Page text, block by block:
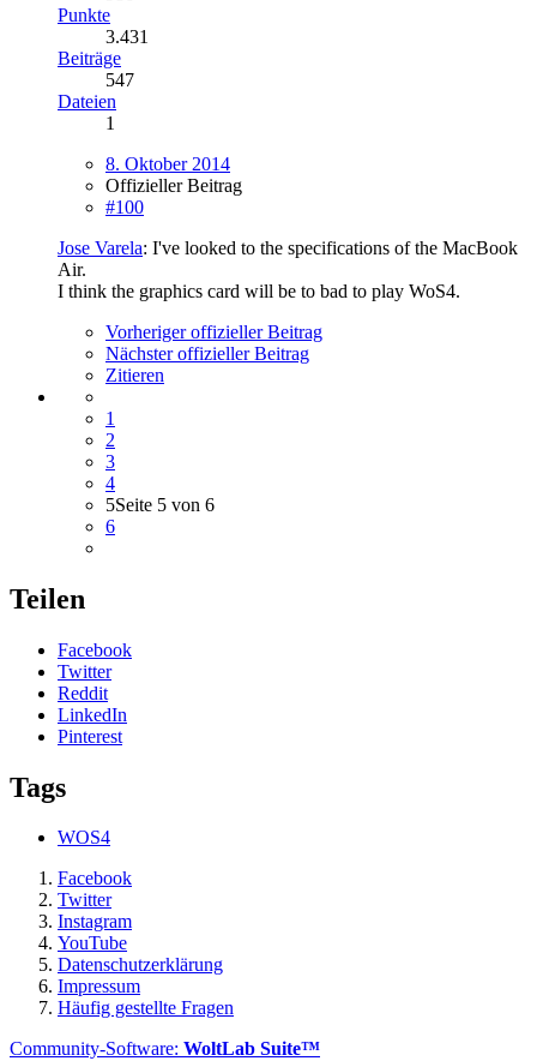
Punkte
3.431
Beiträge
547
Dateien
1
8. Oktober 2014
Offizieller Beitrag
#100
Jose Varela: I've looked to the specifications of the MacBook
Air.
I think the graphics card will be to bad to play WoS4.
Vorheriger offizieller Beitrag
Nächster offizieller Beitrag
Zitieren
1
2
3
4
5Seite 5 von 6
6
Teilen
Facebook
Twitter
Reddit
LinkedIn
Pinterest
Tags
WOS4
Facebook
Twitter
Instagram
YouTube
Datenschutzerklärung
Impressum
Häufig gestellte Fragen
Community-Software: WoltLab Suite™